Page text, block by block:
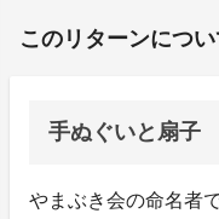
このリターンについ
手ぬぐいと扇子
やまぶき会の命名者